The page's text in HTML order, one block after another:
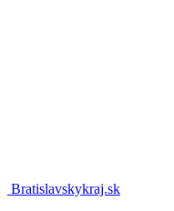
Bratislavskykraj.sk